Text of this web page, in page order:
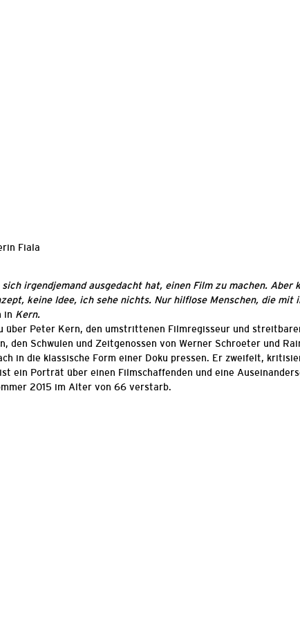
Fiala
irgendjemand ausgedacht hat, einen Film zu machen. Aber
keine Idee, ich sehe nichts. Nur hilflose Menschen, die mit
in Kern.
über Peter Kern, den umstrittenen Filmregisseur und
den Schwulen und Zeitgenossen von Werner Schroeter und
in die klassische Form einer Doku pressen. Er zweifelt,
ein Porträt über einen Filmschaffenden und eine
2015 im Alter von 66 verstarb.